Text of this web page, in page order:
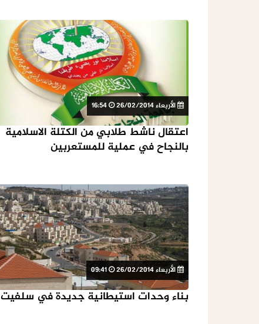
الأربعاء 26/02/2014
اعتقال ناشط طلابي من الكتلة الاسلامية
بالنجاح في عملية للمستعربين
الأربعاء 26/02/2014
بناء وحدات استيطانية جديدة في سلفيت